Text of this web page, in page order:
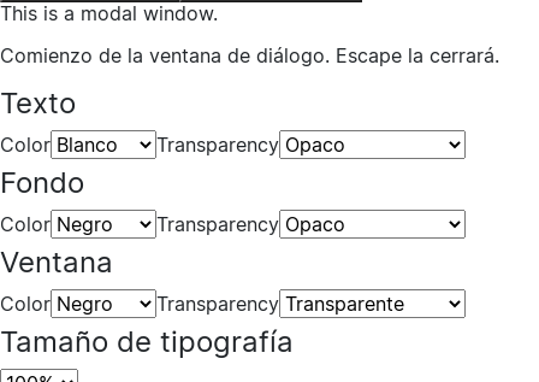
This is a modal window.
Comienzo de la ventana de diálogo. Escape la cerrará.
Texto
Color Transparency
Fondo
Color Transparency
Ventana
Color Transparency
Tamaño de tipografía